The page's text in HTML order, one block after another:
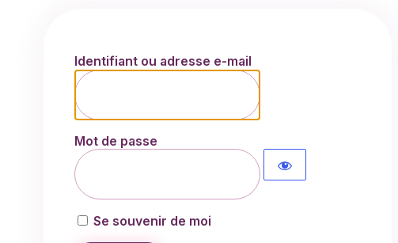
Identifiant ou adresse e-mail
Mot de passe
Se souvenir de moi